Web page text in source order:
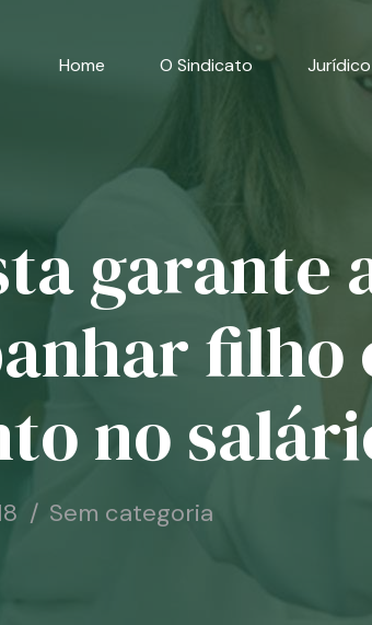
Home O Sindicato Jurídico
garante
filho
no
Sem categoria